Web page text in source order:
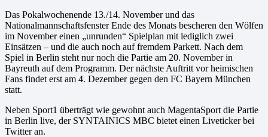
Das Pokalwochenende 13./14. November und das
Nationalmannschaftsfenster Ende des Monats bescheren den Wölfen
im November einen „unrunden“ Spielplan mit lediglich zwei
Einsätzen – und die auch noch auf fremdem Parkett. Nach dem
Spiel in Berlin steht nur noch die Partie am 20. November in
Bayreuth auf dem Programm. Der nächste Auftritt vor heimischen
Fans findet erst am 4. Dezember gegen den FC Bayern München
statt.
Neben Sport1 überträgt wie gewohnt auch MagentaSport die Partie
in Berlin live, der SYNTAINICS MBC bietet einen Liveticker bei
Twitter an.